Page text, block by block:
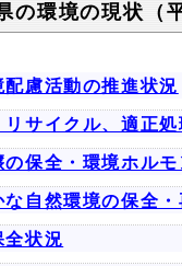
環境の現状（
慮活動の推進状況
サイクル、適正処
保全・環境ホルモ
自然環境の保全・
状況